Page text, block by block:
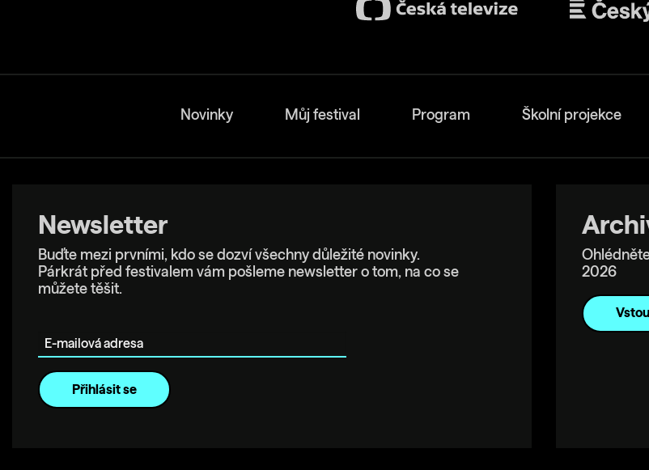
Novinky Můj festival Program Školní projekce
Newsletter
Buďte mezi prvními, kdo se dozví všechny důležité novinky.
Párkrát před festivalem vám pošleme newsletter o tom, na co se
můžete těšit.
2026